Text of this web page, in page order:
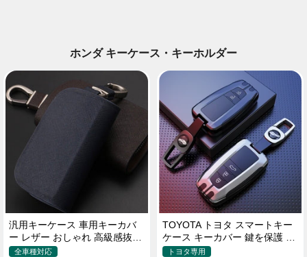
ホンダ キーケース・キーホルダー
汎用キーケース 車用キーカバ
ー レザー おしゃれ 高級感抜群
ロゴオーダーメイド
全車種対応
TOYOTA トヨタ スマートキー
ケース キーカバー 鍵を保護 汚
れ防止 滑り止め
トヨタ専用